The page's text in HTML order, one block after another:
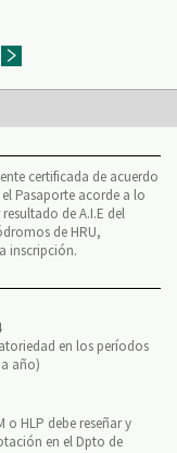
certificada de acuerdo
Pasaporte acorde a lo
de A.I.E del
de HRU,
inscripción.
en los períodos
año)
o HLP debe reseñar y
en el Dpto de